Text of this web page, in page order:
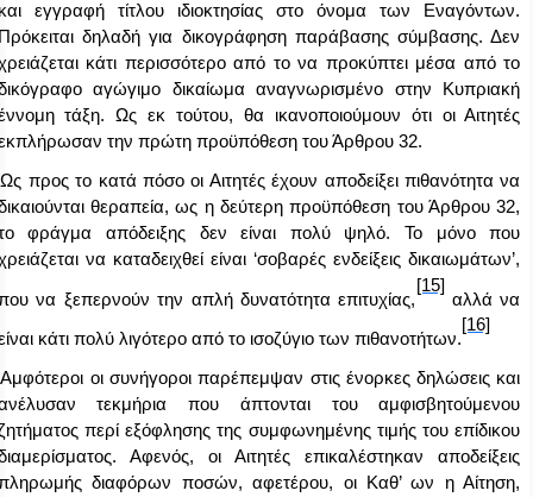
εγγραφή τίτλου ιδιοκτησίας στο όνομα των Εναγόντων.
δηλαδή για δικογράφηση παράβασης σύμβασης. Δεν
κάτι περισσότερο από το να προκύπτει μέσα από το
αγώγιμο δικαίωμα αναγνωρισμένο στην Κυπριακή
τάξη. Ως εκ τούτου, θα ικανοποιούμουν ότι οι Αιτητές
την πρώτη προϋπόθεση του Άρθρου 32.
Ως προς το κατά πόσο οι Αιτητές έχουν αποδείξει πιθανότητα να
θεραπεία, ως η δεύτερη προϋπόθεση του Άρθρου 32,
φράγμα απόδειξης δεν είναι πολύ ψηλό. Το μόνο που
να καταδειχθεί είναι ‘σοβαρές ενδείξεις δικαιωμάτων’,
να ξεπερνούν την απλή δυνατότητα επιτυχίας,
[15]
αλλά να
κάτι πολύ λιγότερο από το ισοζύγιο των πιθανοτήτων.
[16]
Αμφότεροι οι συνήγοροι παρέπεμψαν στις ένορκες δηλώσεις και
τεκμήρια που άπτονται του αμφισβητούμενου
περί εξόφλησης της συμφωνημένης τιμής του επίδικου
Αφενός, οι Αιτητές επικαλέστηκαν αποδείξεις
διαφόρων ποσών, αφετέρου, οι Καθ’ ων η Αίτηση,